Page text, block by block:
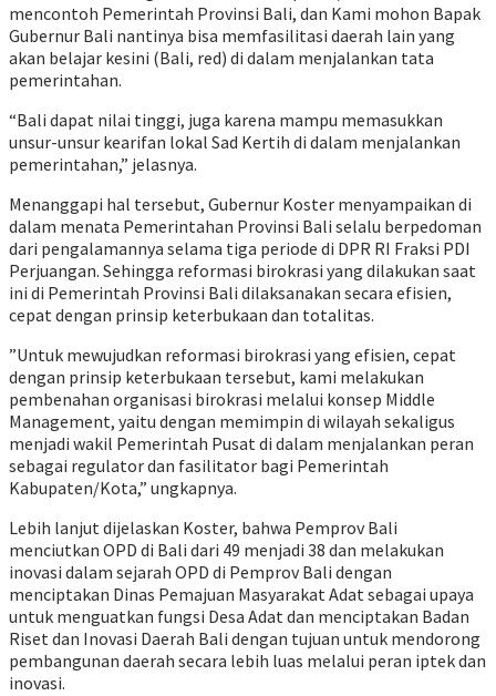
mencontoh Pemerintah Provinsi Bali, dan Kami mohon Bapak
Gubernur Bali nantinya bisa memfasilitasi daerah lain yang
akan belajar kesini (Bali, red) di dalam menjalankan tata
pemerintahan.
“Bali dapat nilai tinggi, juga karena mampu memasukkan
unsur-unsur kearifan lokal Sad Kertih di dalam menjalankan
pemerintahan,” jelasnya.
Menanggapi hal tersebut, Gubernur Koster menyampaikan di
dalam menata Pemerintahan Provinsi Bali selalu berpedoman
dari pengalamannya selama tiga periode di DPR RI Fraksi PDI
Perjuangan. Sehingga reformasi birokrasi yang dilakukan saat
ini di Pemerintah Provinsi Bali dilaksanakan secara efisien,
cepat dengan prinsip keterbukaan dan totalitas.
”Untuk mewujudkan reformasi birokrasi yang efisien, cepat
dengan prinsip keterbukaan tersebut, kami melakukan
pembenahan organisasi birokrasi melalui konsep Middle
Management, yaitu dengan memimpin di wilayah sekaligus
menjadi wakil Pemerintah Pusat di dalam menjalankan peran
sebagai regulator dan fasilitator bagi Pemerintah
Kabupaten/Kota,” ungkapnya.
Lebih lanjut dijelaskan Koster, bahwa Pemprov Bali
menciutkan OPD di Bali dari 49 menjadi 38 dan melakukan
inovasi dalam sejarah OPD di Pemprov Bali dengan
menciptakan Dinas Pemajuan Masyarakat Adat sebagai upaya
untuk menguatkan fungsi Desa Adat dan menciptakan Badan
Riset dan Inovasi Daerah Bali dengan tujuan untuk mendorong
pembangunan daerah secara lebih luas melalui peran iptek dan
inovasi.